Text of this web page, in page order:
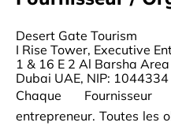
produit par certains des
Avec un choix d`aliments
pour tous les goûts.
en boutre dans la marina
son atmosphérique de
Desert Gate Tourism
I Rise Tower, Executive
1 & 16 E 2 Al Barsha
Dubai UAE, NIP: 1044334
Chaque
entrepreneur. Toutes les